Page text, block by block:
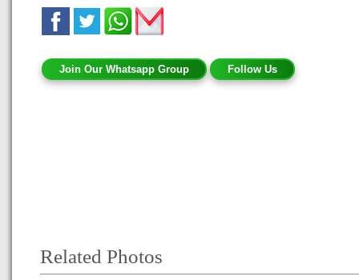
Join Our Whatsapp Group Follow Us
Related Photos